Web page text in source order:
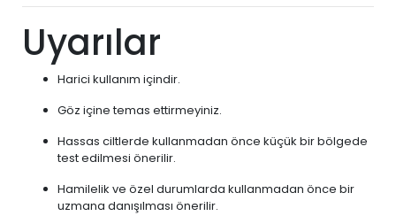
Uyarılar
Harici kullanım içindir.
Göz içine temas ettirmeyiniz.
Hassas ciltlerde kullanmadan önce küçük bir bölgede
test edilmesi önerilir.
Hamilelik ve özel durumlarda kullanmadan önce bir
uzmana danışılması önerilir.